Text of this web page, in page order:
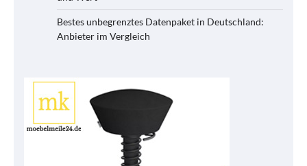
Bestes unbegrenztes Datenpaket in Deutschland:
Anbieter im Vergleich